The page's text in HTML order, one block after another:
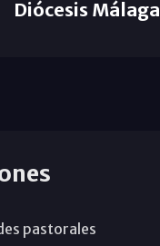
Diócesis Málaga
pastorales